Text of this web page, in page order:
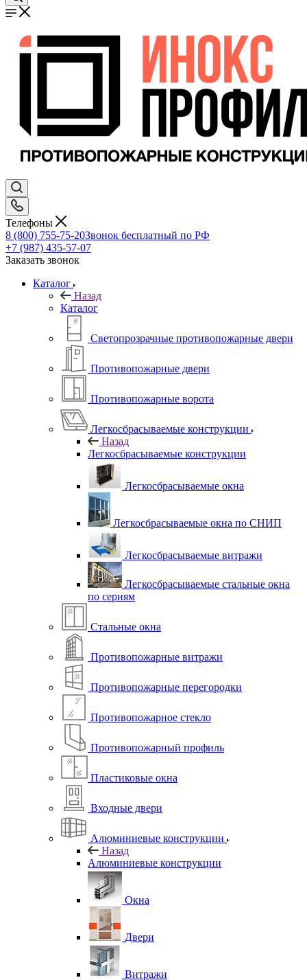
Телефоны
8 (800) 755-75-20Звонок бесплатный по РФ
+7 (987) 435-57-07
Заказать звонок
Каталог
Назад
Каталог
Светопрозрачные противопожарные двери
Противопожарные двери
Противопожарные ворота
Легкосбрасываемые конструкции
Назад
Легкосбрасываемые конструкции
Легкосбрасываемые окна
Легкосбрасываемые окна по СНИП
Легкосбрасываемые витражи
Легкосбрасываемые стальные окна
по сериям
Стальные окна
Противопожарные витражи
Противопожарные перегородки
Противопожарное стекло
Противопожарный профиль
Пластиковые окна
Входные двери
Алюминиевые конструкции
Назад
Алюминиевые конструкции
Окна
Двери
Витражи